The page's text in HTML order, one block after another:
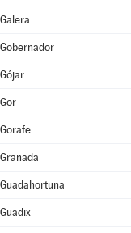
Galera
Gobernador
Gójar
Gor
Gorafe
Granada
Guadahortuna
Guadix